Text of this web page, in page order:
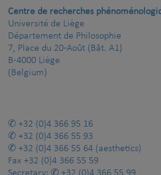
Centre de recherches
Université de Liège
Département de Philosophie
7, Place du 20-Août (Bât. A1)
B-4000 Liège
(Belgium)
+32 (0)4 366 95 16
+32 (0)4 366 55 93
+32 (0)4 366 55 64 (aesthetics)
Fax +32 (0)4 366 55 59